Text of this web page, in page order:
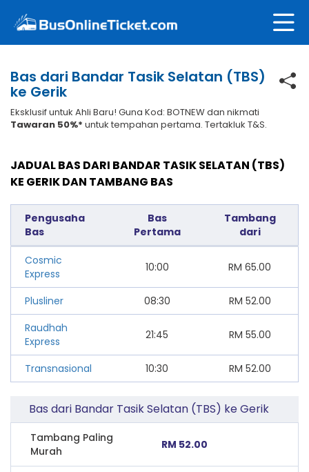
Bas dari Bandar Tasik Selatan (TBS)
ke Gerik
Eksklusif untuk Ahli Baru! Guna Kod: BOTNEW dan nikmati
Tawaran 50%* untuk tempahan pertama. Tertakluk T&S.
JADUAL BAS DARI BANDAR TASIK SELATAN (TBS)
KE GERIK DAN TAMBANG BAS
Pengusaha
Bas
Bas
Pertama
Tambang
dari
Cosmic
Express
10:00 RM 65.00
Plusliner 08:30 RM 52.00
Raudhah
Express
21:45 RM 55.00
Transnasional 10:30 RM 52.00
Bas dari Bandar Tasik Selatan (TBS) ke Gerik
Tambang Paling
Murah
RM 52.00